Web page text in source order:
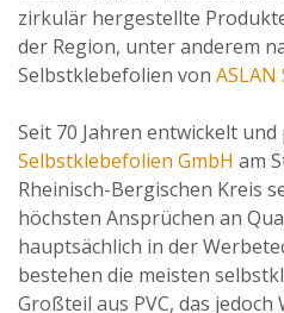
zirkulär hergestellte
der Region, unter anderem
Selbstklebefolien von
Seit 70 Jahren entwickelt
Selbstklebefolien GmbH am
Rheinisch-Bergischen Kreis
höchsten Ansprüchen an
hauptsächlich in der
bestehen die meisten
Großteil aus PVC, das jedoch